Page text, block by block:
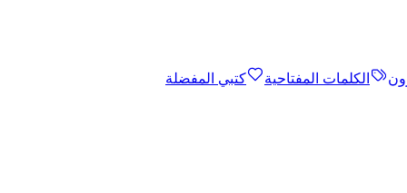
الكلمات المفتاحية
كتبي المفضلة